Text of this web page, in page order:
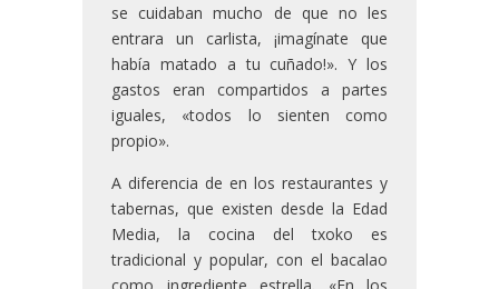
se cuidaban mucho de que no les
entrara un carlista, ¡imagínate que
había matado a tu cuñado!». Y los
gastos eran compartidos a partes
iguales, «todos lo sienten como
propio».
A diferencia de en los restaurantes y
tabernas, que existen desde la Edad
Media, la cocina del txoko es
tradicional y popular, con el bacalao